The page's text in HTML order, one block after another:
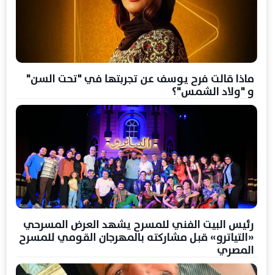
ماذا قالت فرح يوسف عن تجربتها في "تحت السن"
و "ولاد الشمس"؟
رئيس البيت الفني للمسرح يشهد العرض المسرحي
«التياترو» قبل مشاركته بالمهرجان القومي للمسرح
المصري